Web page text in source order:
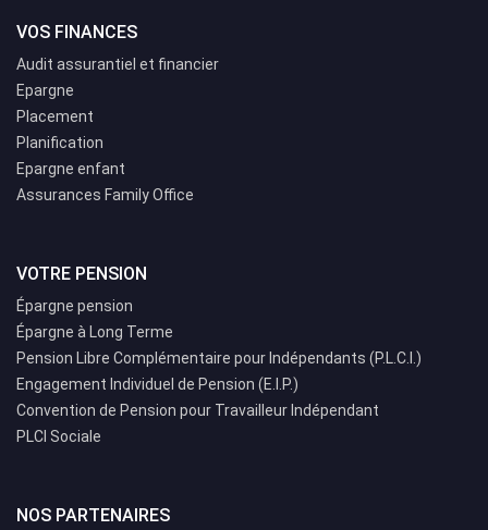
VOS FINANCES
Audit assurantiel et financier
Epargne
Placement
Planification
Epargne enfant
Assurances Family Office
VOTRE PENSION
Épargne pension
Épargne à Long Terme
Pension Libre Complémentaire pour Indépendants (P.L.C.I.)
Engagement Individuel de Pension (E.I.P.)
Convention de Pension pour Travailleur Indépendant
PLCI Sociale
NOS PARTENAIRES